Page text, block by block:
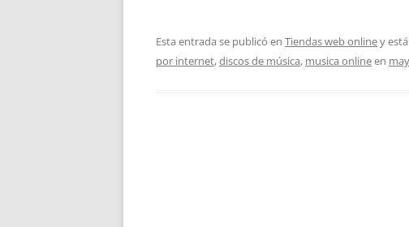
Esta entrada se publicó en Tiendas web onliney
por internet,discos de música, musica onlineen